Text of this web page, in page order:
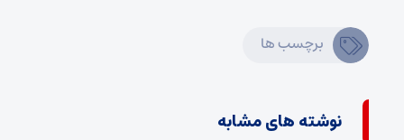
برچسب ها
نوشته های مشابه